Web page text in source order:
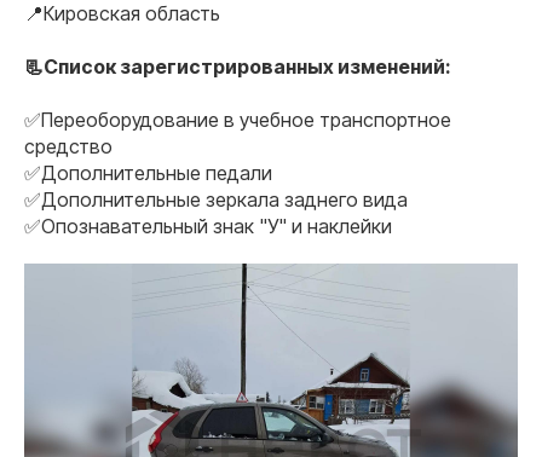
📍Кировская область
📃Список зарегистрированных изменений:
✅Переоборудование в учебное транспортное
средство
✅Дополнительные педали
✅Дополнительные зеркала заднего вида
✅Опознавательный знак "У" и наклейки